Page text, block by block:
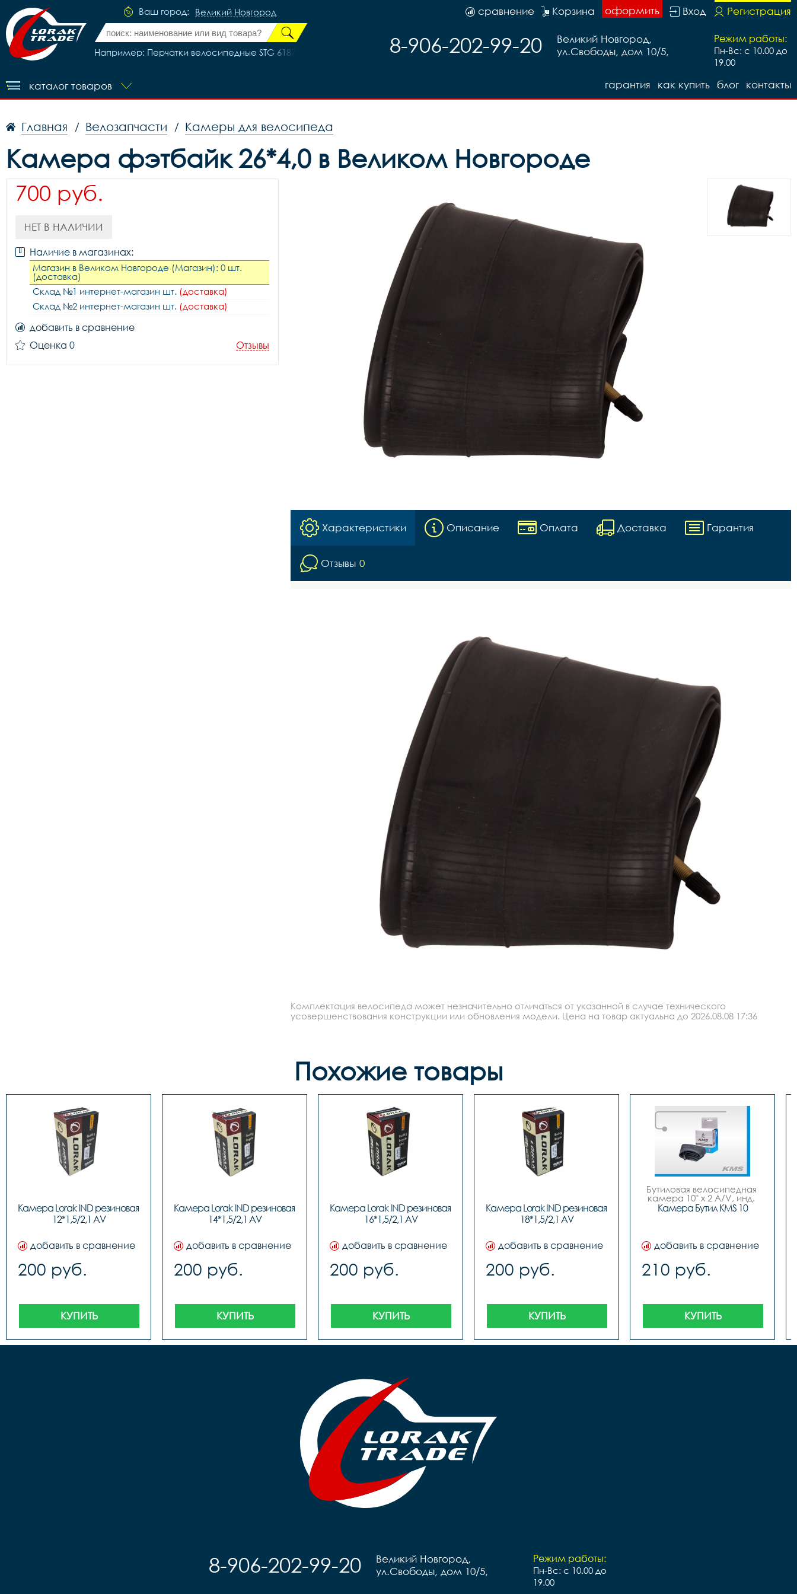
Ваш город: Великий Новгород
Например: Перчатки велосипедные STG 61877 (кожа+лайкра)
Регистрация
Вход
оформить
Корзина
сравнение
Режим работы:
Пн-Вс: с 10.00 до
19.00
Великий Новгород,
ул.Свободы, дом 10/5,
8-906-202-99-20
каталог товаров контакты
блог
как купить
гарантия
Главная / Велозапчасти / Камеры для велосипеда
Камера фэтбайк 26*4,0 в Великом Новгороде
700 руб.
НЕТ В НАЛИЧИИ
Наличие в магазинах:
Магазин в Великом Новгороде (Магазин): 0 шт.
(доставка)
Склад №1 интернет-магазин шт. (доставка)
Склад №2 интернет-магазин шт. (доставка)
добавить в сравнение
Оценка 0
Отзывы
Характеристики Описание Оплата Доставка Гарантия
Отзывы 0
Комплектация велосипеда может незначительно отличаться от указанной в случае технического
усовершенствования конструкции или обновления модели. Цена на товар актуальна до 2026.08.08 17:36
Похожие товары
Камера Lorak IND резиновая
12*1,5/2,1 AV
добавить в сравнение
200 руб.
КУПИТЬ
Камера Lorak IND резиновая
14*1,5/2,1 AV
добавить в сравнение
200 руб.
КУПИТЬ
Камера Lorak IND резиновая
16*1,5/2,1 AV
добавить в сравнение
200 руб.
КУПИТЬ
Камера Lorak IND резиновая
18*1,5/2,1 AV
добавить в сравнение
200 руб.
КУПИТЬ
Бутиловая велосипедная
камера 10" x 2 A/V, инд.
yпак., русский дизайн,
бренд "KMS"
Камера Бутил KMS 10
добавить в сравнение
210 руб.
КУПИТЬ
Режим работы:
Пн-Вс: с 10.00 до
19.00
Великий Новгород,
ул.Свободы, дом 10/5,
8-906-202-99-20